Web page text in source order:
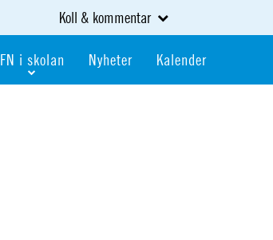
Koll & kommentar
FN i skolan Nyheter Kalender